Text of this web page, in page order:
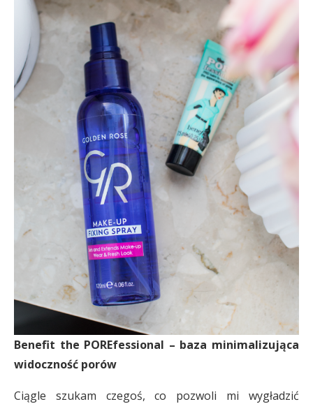
Benefit the POREfessional – baza minimalizująca
widoczność porów
Ciągle szukam czegoś, co pozwoli mi wygładzić